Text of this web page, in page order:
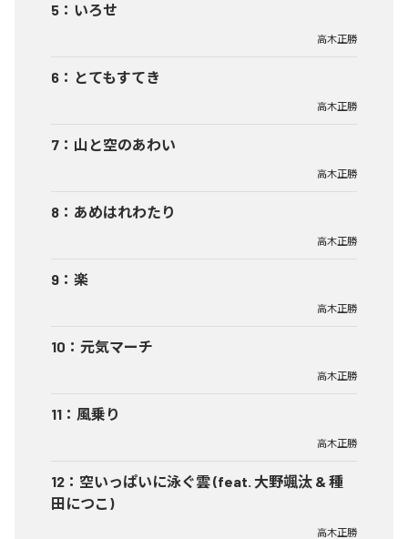
5 ： いろせ
高木正勝
6 ： とてもすてき
高木正勝
7 ： 山と空のあわい
高木正勝
8 ： あめはれわたり
高木正勝
9 ： 楽
高木正勝
10 ： 元気マーチ
高木正勝
11 ： 風乗り
高木正勝
12 ： 空いっぱいに泳ぐ雲 (feat. 大野颯汰 & 種
田につこ)
高木正勝